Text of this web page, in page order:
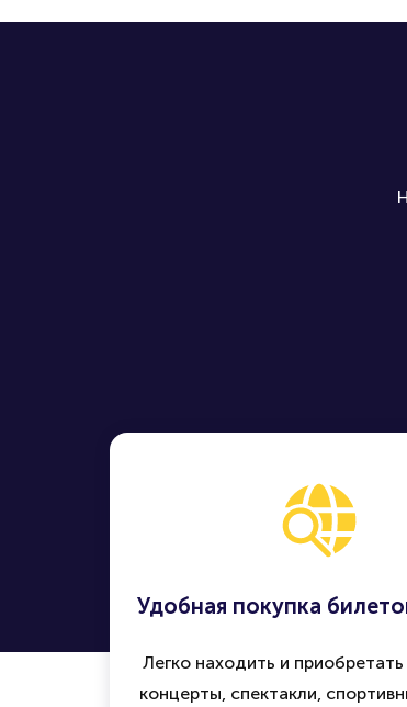
Удобная покупка
Легко находить и
концерты, спектакли,